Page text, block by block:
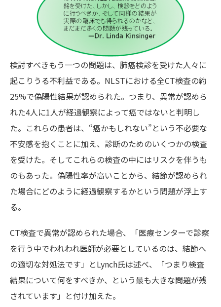
検討すべきもう一つの問題は、肺癌検診を受けた人々に
起こりうる不利益である。NLSTにおける全CT検査の約
25%で偽陽性結果が認められた。つまり、異常が認めら
れた4人に1人が経過観察によって癌ではないと判明し
た。これらの患者は、“癌かもしれない”という不必要な
不安感を抱くことに加え、診断のためのいくつかの検査
を受けた。そしてこれらの検査の中にはリスクを伴うも
のもあった。偽陽性率が高いことから、結節が認められ
た場合にどのように経過観察するかという問題が浮上す
る。
CT検査で異常が認められた場合、「医療センターで診察
を行う中でわれわれ医師が必要としているのは、結節へ
の適切な対処法です」とLynch氏は述べ、「つまり検査
結果について何をすべきか、という最も大きな問題が残
されています」と付け加えた。